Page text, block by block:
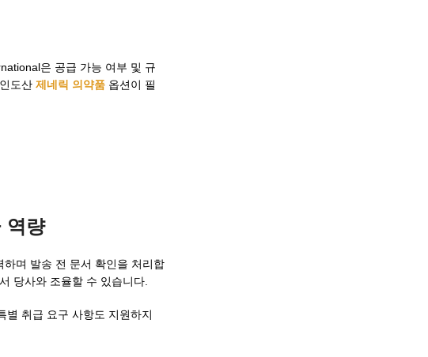
은 공급 가능 여부 및 규
도산 제네릭 의약품 옵션이 필
역량
며 발송 전 문서 확인을 처리합
당사와 조율할 수 있습니다.
별 취급 요구 사항도 지원하지